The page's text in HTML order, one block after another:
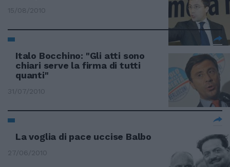
15/08/2010
Italo Bocchino: "Gli atti sono
chiari serve la firma di tutti
quanti"
31/07/2010
La voglia di pace uccise Balbo
27/06/2010